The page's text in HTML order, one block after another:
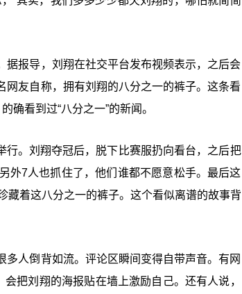
报导，刘翔在社交平台发布视频表示，之后会
友自称，拥有刘翔的八分之一的裤子。这条看
确看到过“八分之一”的新闻。
行。刘翔夺冠后，脱下比赛服扔向看台，之后把
外7人也抓住了，他们谁都不愿意松手。最后这
藏着这八分之一的裤子。这个看似离谱的故事背
人倒背如流。评论区瞬间变得自带声音。有网
把刘翔的海报贴在墙上激励自己。还有人说，